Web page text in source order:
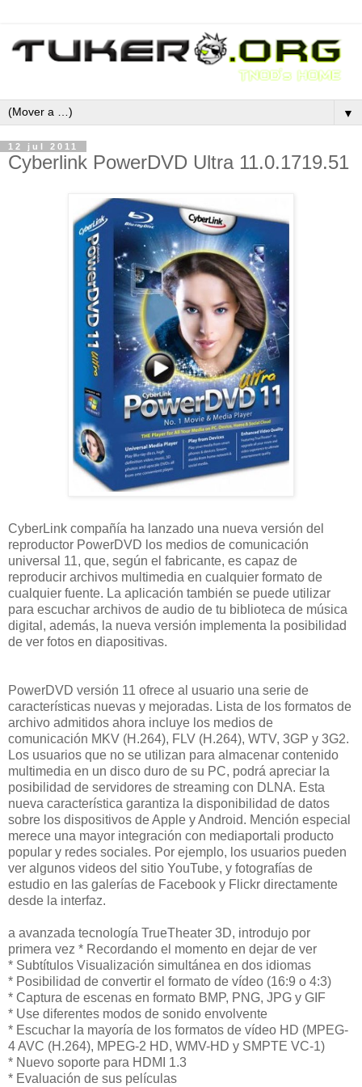
▼
12 jul 2011
Cyberlink PowerDVD Ultra 11.0.1719.51
CyberLink compañía ha lanzado una nueva versión del
reproductor PowerDVD los medios de comunicación
universal 11, que, según el fabricante, es capaz de
reproducir archivos multimedia en cualquier formato de
cualquier fuente. La aplicación también se puede utilizar
para escuchar archivos de audio de tu biblioteca de música
digital, además, la nueva versión implementa la posibilidad
de ver fotos en diapositivas.
PowerDVD versión 11 ofrece al usuario una serie de
características nuevas y mejoradas. Lista de los formatos de
archivo admitidos ahora incluye los medios de
comunicación MKV (H.264), FLV (H.264), WTV, 3GP y 3G2.
Los usuarios que no se utilizan para almacenar contenido
multimedia en un disco duro de su PC, podrá apreciar la
posibilidad de servidores de streaming con DLNA. Esta
nueva característica garantiza la disponibilidad de datos
sobre los dispositivos de Apple y Android. Mención especial
merece una mayor integración con mediaportali producto
popular y redes sociales. Por ejemplo, los usuarios pueden
ver algunos videos del sitio YouTube, y fotografías de
estudio en las galerías de Facebook y Flickr directamente
desde la interfaz.
a avanzada tecnología TrueTheater 3D, introdujo por
primera vez * Recordando el momento en dejar de ver
* Subtítulos Visualización simultánea en dos idiomas
* Posibilidad de convertir el formato de vídeo (16:9 o 4:3)
* Captura de escenas en formato BMP, PNG, JPG y GIF
* Use diferentes modos de sonido envolvente
* Escuchar la mayoría de los formatos de vídeo HD (MPEG-
4 AVC (H.264), MPEG-2 HD, WMV-HD y SMPTE VC-1)
* Nuevo soporte para HDMI 1.3
* Evaluación de sus películas